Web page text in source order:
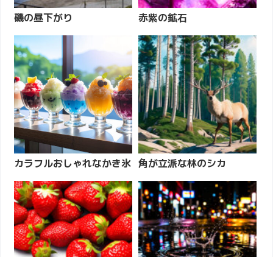
磯の昼下がり 赤紫の鉱石
カラフルおしゃれなかき氷 角が立派な林のシカ